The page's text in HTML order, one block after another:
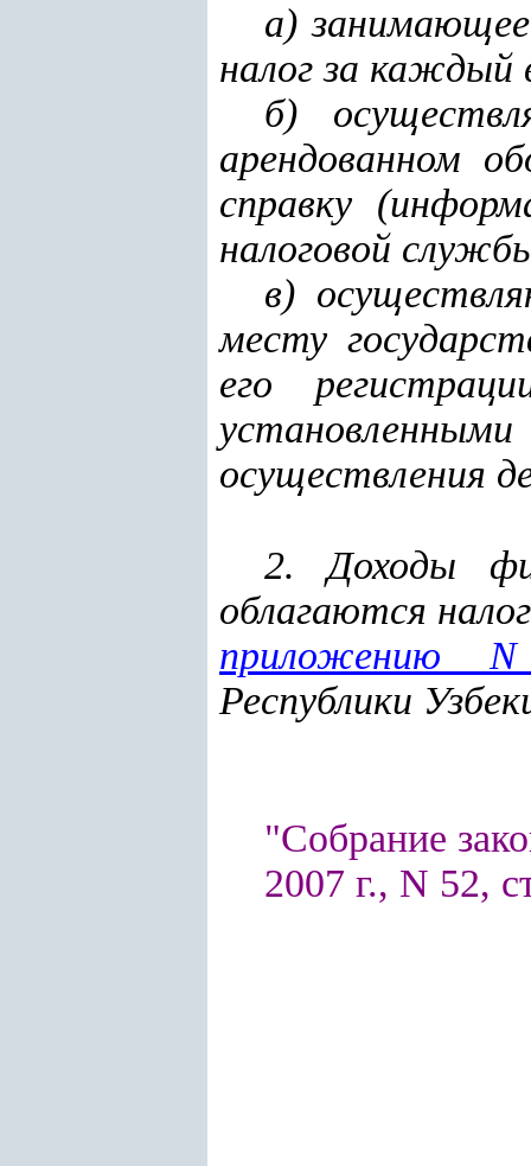
а)
налог за каждый
б)
арендованном
справку
налоговой
в)
месту
его
осуществления
2. Доходы
облагаются
приложению
Республики
"Собрание
2007 г., N 52,